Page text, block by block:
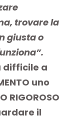
trovare la
giusta o
difficile a
uno
RIGOROSO
il